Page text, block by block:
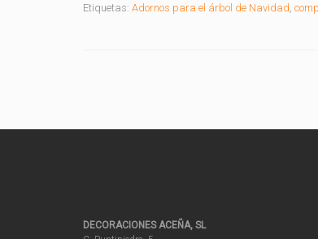
Etiquetas: Adornos para el árbol de Navidad
DECORACIONES ACEÑA, SL